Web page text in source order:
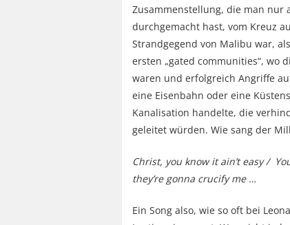
Zusammenstellung, die man nur
durchgemacht hast, vom Kreuz
Strandgegend von Malibu war,
ersten „gated communities“, wo
waren und erfolgreich Angriffe
eine Eisenbahn oder eine
Kanalisation handelte, die
geleitet würden. Wie sang der
Christ, you know it ain’t easy /
they’re gonna crucify me …
Ein Song also, wie so oft bei